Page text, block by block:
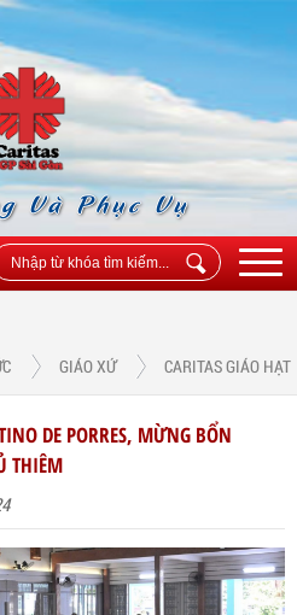
Và Phục Vụ
GIÁO XỨ CARITAS GIÁO HẠT
DE PORRES, MỪNG BỔN
THIÊM